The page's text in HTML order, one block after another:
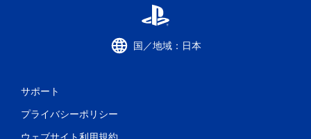
国／地域：日本
サポート
プライバシーポリシー